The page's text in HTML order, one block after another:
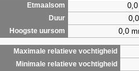
Etmaalsom
Duur
Hoogste uursom 0,0
Maximale relatieve vochtigheid
Minimale relatieve vochtigheid